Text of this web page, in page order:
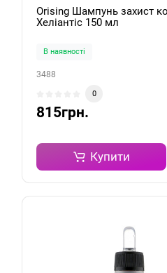
Orising Шампунь захист
Хеліантіс 150 мл
В наявності
3488
0
815грн.
Купити